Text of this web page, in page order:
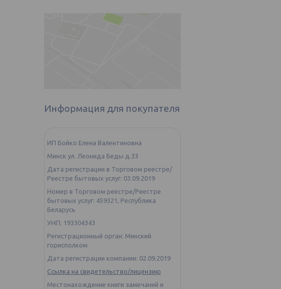
Информация для покупателя
ИП Бойко Елена Валентиновна
Минск ул. Леонида Беды д.33
Дата регистрации в Торговом реестре/
Реестре бытовых услуг: 03.09.2019
Номер в Торговом реестре/Реестре
бытовых услуг: 459321, Республика
Беларусь
УНП: 193304343
Регистрационный орган: Минский
горисполком
Дата регистрации компании: 02.09.2019
Ссылка на свидетельство/лицензию
Местонахождение книги замечаний и